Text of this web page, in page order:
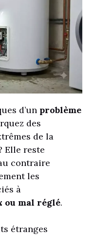
d’un problème
des
de la
Elle reste
contraire
les
à
ou mal réglé.
étranges